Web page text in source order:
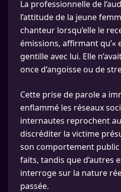
La professionnelle de
l’attitude de la jeune
chanteur lorsqu’elle le
émissions, affirmant qu’«
gentille avec lui. Elle
once d’angoisse ou de
Cette prise de parole a
enflammé les réseaux
internautes reprochent
discréditer la victime
son comportement public
faits, tandis que d’autres
interroge sur la nature
passée.